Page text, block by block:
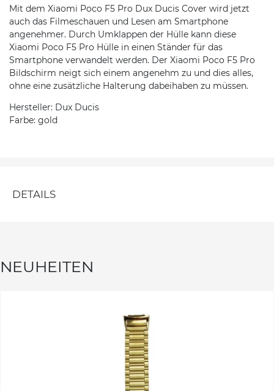
Mit dem Xiaomi Poco F5 Pro Dux Ducis Cover wird jetzt
auch das Filmeschauen und Lesen am Smartphone
angenehmer. Durch Umklappen der Hülle kann diese
Xiaomi Poco F5 Pro Hülle in einen Ständer für das
Smartphone verwandelt werden. Der Xiaomi Poco F5 Pro
Bildschirm neigt sich einem angenehm zu und dies alles,
ohne eine zusätzliche Halterung dabeihaben zu müssen.
Hersteller: Dux Ducis
Farbe: gold
DETAILS
NEUHEITEN